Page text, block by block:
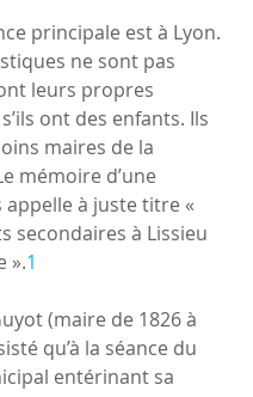
principale est à Lyon.
ne sont pas
leurs propres
ont des enfants. Ils
maires de la
mémoire d’une
appelle à juste titre «
secondaires à Lissieu
».1
qu’à la séance du
entérinant sa